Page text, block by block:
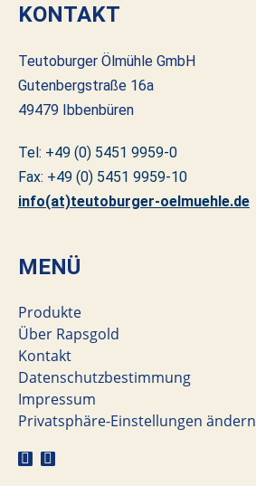
KONTAKT
Teutoburger Ölmühle GmbH
Gutenbergstraße 16a
49479 Ibbenbüren
Tel: +49 (0) 5451 9959-0
Fax: +49 (0) 5451 9959-10
info(at)teutoburger-oelmuehle.de
MENÜ
Produkte
Über Rapsgold
Kontakt
Datenschutzbestimmung
Impressum
Privatsphäre-Einstellungen ändern